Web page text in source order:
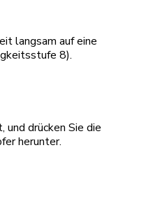
langsam auf eine
8).
drücken Sie die
herunter.